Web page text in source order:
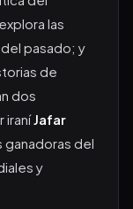
las
pasado; y
de
dos
iraníJafar
del
y